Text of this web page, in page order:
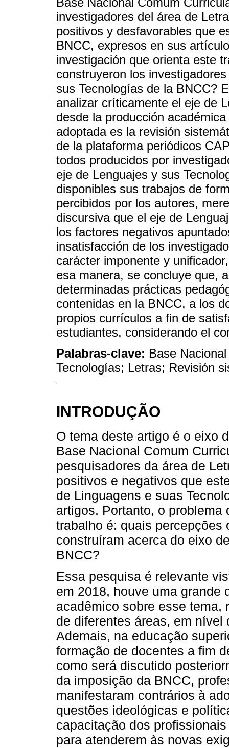
investigadores del área de
positivos y desfavorables que
BNCC, expresos en sus
investigación que orienta este
construyeron los
sus Tecnologías de la BNCC?
analizar críticamente el eje de
desde la producción
adoptada es la revisión
de la plataforma periódicos
todos producidos por
eje de Lenguajes y sus
disponibles sus trabajos de
percibidos por los autores,
discursiva que el eje de
los factores negativos
insatisfacción de los
carácter imponente y
esa manera, se concluye que,
determinadas prácticas
contenidas en la BNCC, a los
propios currículos a fin de
estudiantes, considerando el
Palabras-clave: Base
Tecnologías; Letras; Revisión
INTRODUÇÃO
O tema deste artigo é o eixo
Base Nacional Comum
pesquisadores da área de
positivos e negativos que
de Linguagens e suas
artigos. Portanto, o
trabalho é: quais percepções
construíram acerca do eixo
BNCC?
Essa pesquisa é relevante
em 2018, houve uma grande
acadêmico sobre esse tema,
de diferentes áreas, em nível
Ademais, na educação
formação de docentes a fim
como será discutido
da imposição da BNCC,
manifestaram contrários à
questões ideológicas e
capacitação dos
para atenderem às novas